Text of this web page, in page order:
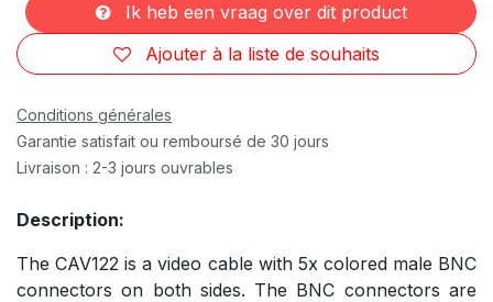
Ik heb een vraag over dit product
Ajouter à la liste de souhaits
Conditions générales
Garantie satisfait ou remboursé de 30 jours
Livraison : 2-3 jours ouvrables
Description:
The CAV122 is a video cable with 5x colored male BNC
connectors on both sides. The BNC connectors are